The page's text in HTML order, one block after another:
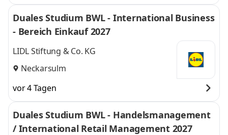
Duales Studium BWL - International Business
- Bereich Einkauf 2027
LIDL Stiftung & Co. KG
Neckarsulm
vor 4 Tagen
Duales Studium BWL - Handelsmanagement
/ International Retail Management 2027